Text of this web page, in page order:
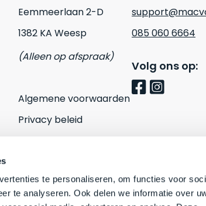
te personaliseren, om functies voor
te analyseren. Ook delen we informatie over
Eemmeerlaan 2-D
1382 KA Weesp
(Alleen op afspraak)
Algemene voorwaarden
Privacy beleid
085 060 6664
Volg ons op: